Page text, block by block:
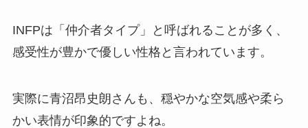
INFPは「仲介者タイプ」と呼ばれることが多く、
感受性が豊かで優しい性格と言われています。
実際に青沼昂史朗さんも、穏やかな空気感や柔ら
かい表情が印象的ですよね。